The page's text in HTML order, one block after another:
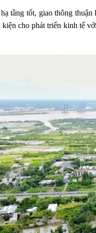
tầng tốt, giao thông
cho phát triển kinh tế